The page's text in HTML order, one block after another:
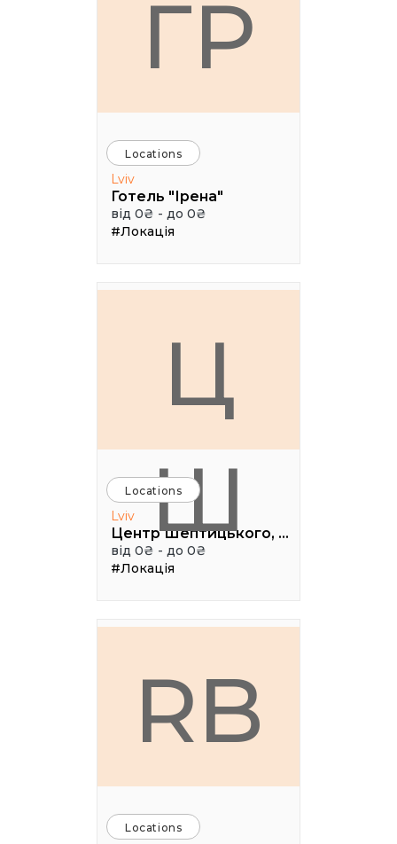
ГР
Locations
Lviv
Готель "Ірена"
від 0₴ - до 0₴
#Локація
Ц
Ш
Locations
Lviv
Центр Шептицького, 1 поверх, паркова аудиторія
від 0₴ - до 0₴
#Локація
RB
Locations